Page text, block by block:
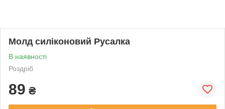
Молд силіконовий Русалка
В наявності
Роздріб
89 ₴